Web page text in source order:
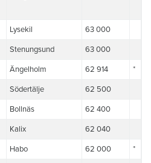
Lysekil 63 000
Stenungsund 63 000
Ängelholm 62 914 *
Södertälje 62 500
Bollnäs 62 400
Kalix 62 040
Habo 62 000 *